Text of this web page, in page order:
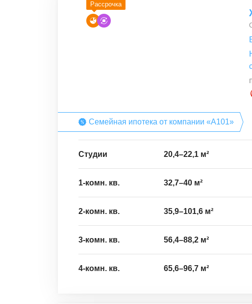
Рассрочка
Семейная ипотека от компании «А101»
Студии 20,4–22,1 м²
1-комн. кв. 32,7–40 м²
2-комн. кв. 35,9–101,6 м²
3-комн. кв. 56,4–88,2 м²
4-комн. кв. 65,6–96,7 м²